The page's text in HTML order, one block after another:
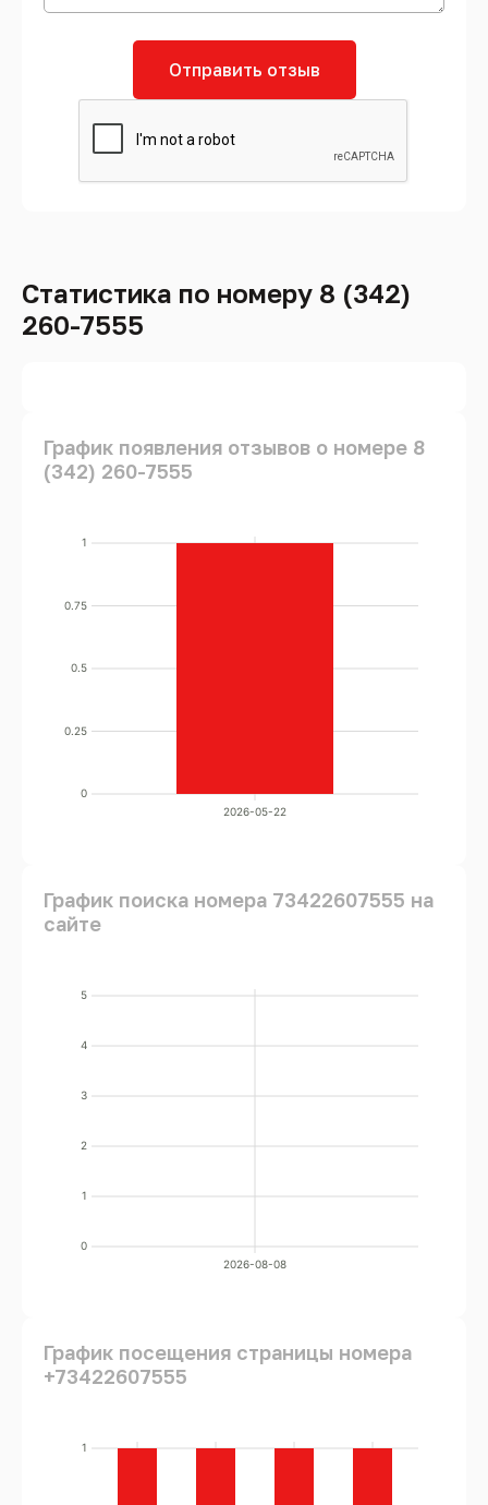
Отправить отзыв
Статистика по номеру 8 (342)
260-7555
График появления отзывов о номере 8
(342) 260-7555
0
0.25
0.5
0.75
1
2026-05-22
График поиска номера 73422607555 на
сайте
0
1
2
3
4
5
2026-08-08
График посещения страницы номера
+73422607555
1